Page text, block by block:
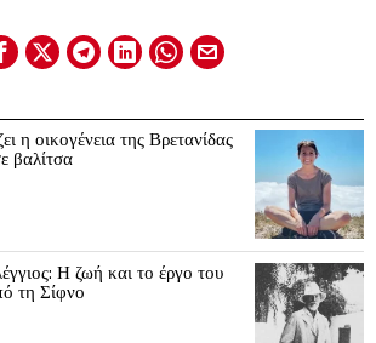
οικογένεια της Βρετανίδας
βαλίτσα
Η ζωή και το έργο του
τη Σίφνο